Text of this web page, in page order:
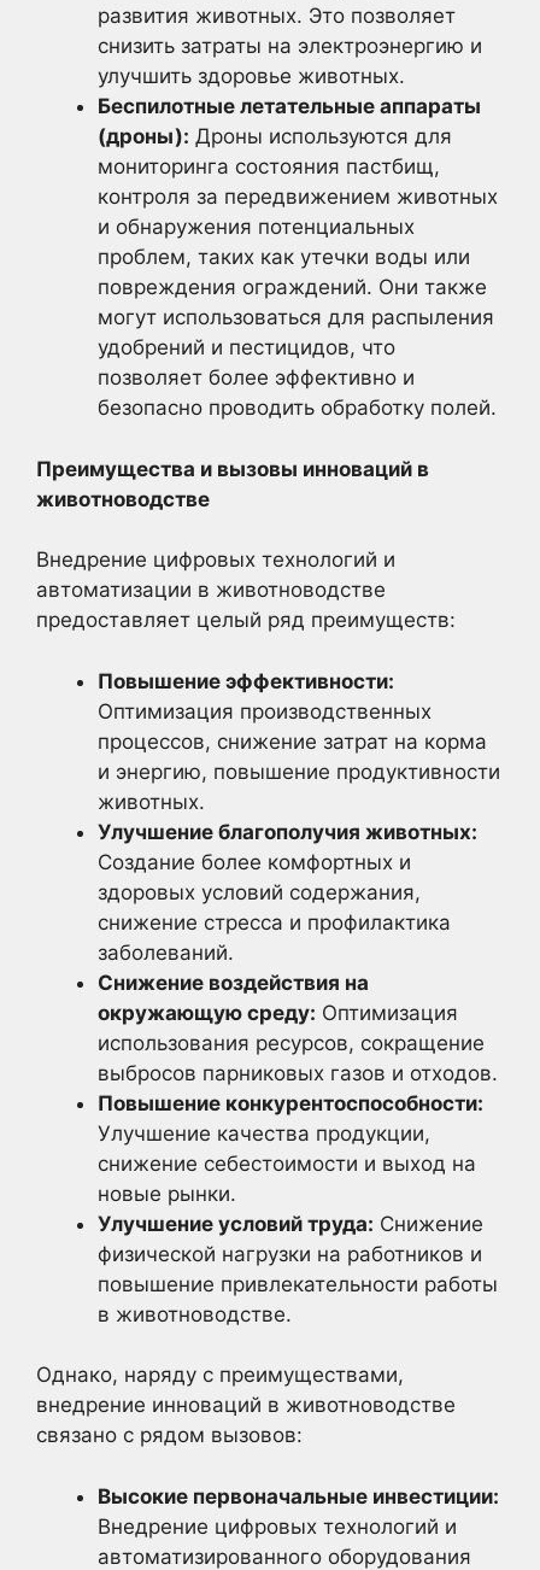
развития животных. Это позволяет
снизить затраты на электроэнергию и
улучшить здоровье животных.
Беспилотные летательные аппараты
(дроны): Дроны используются для
мониторинга состояния пастбищ,
контроля за передвижением животных
и обнаружения потенциальных
проблем, таких как утечки воды или
повреждения ограждений. Они также
могут использоваться для распыления
удобрений и пестицидов, что
позволяет более эффективно и
безопасно проводить обработку полей.
Преимущества и вызовы инноваций в
животноводстве
Внедрение цифровых технологий и
автоматизации в животноводстве
предоставляет целый ряд преимуществ:
Повышение эффективности:
Оптимизация производственных
процессов, снижение затрат на корма
и энергию, повышение продуктивности
животных.
Улучшение благополучия животных:
Создание более комфортных и
здоровых условий содержания,
снижение стресса и профилактика
заболеваний.
Снижение воздействия на
окружающую среду: Оптимизация
использования ресурсов, сокращение
выбросов парниковых газов и отходов.
Повышение конкурентоспособности:
Улучшение качества продукции,
снижение себестоимости и выход на
новые рынки.
Улучшение условий труда: Снижение
физической нагрузки на работников и
повышение привлекательности работы
в животноводстве.
Однако, наряду с преимуществами,
внедрение инноваций в животноводстве
связано с рядом вызовов:
Высокие первоначальные инвестиции:
Внедрение цифровых технологий и
автоматизированного оборудования